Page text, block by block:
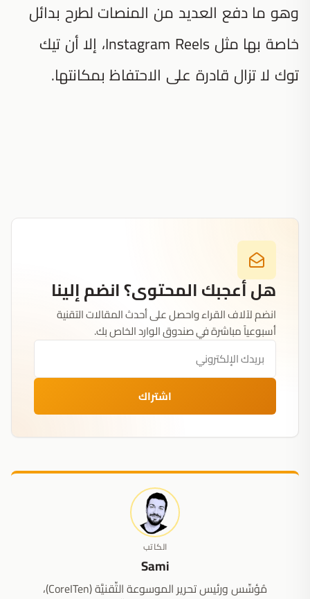
وهو ما دفع العديد من المنصات لطرح بدائل
خاصة بها مثل Instagram Reels، إلا أن تيك
توك لا تزال قادرة على الاحتفاظ بمكانتها.
هل أعجبك المحتوى؟ انضم إلينا
انضم لآلاف القراء واحصل على أحدث المقالات التقنية
أسبوعياً مباشرة في صندوق الوارد الخاص بك.
اشتراك
الكاتب
Sami
مُؤسِّس ورئيس تحرير الموسوعة التِّقنيَّة (CoreITen)،